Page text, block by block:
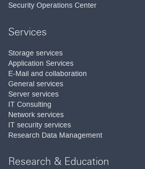
Security Operations Center
Services
Storage services
Application Services
E-Mail and collaboration
General services
Server services
IT Consulting
Network services
IT security services
Research Data Management
Research & Education